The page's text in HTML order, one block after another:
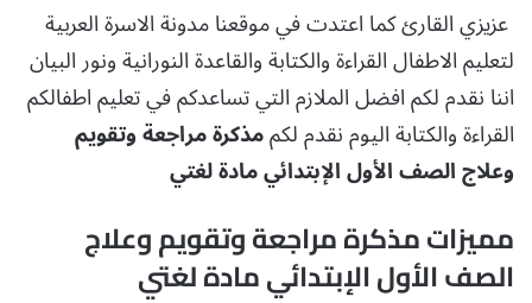
عزيزي القارئ كما اعتدت في موقعنا مدونة الاسرة العربية
لتعليم الاطفال القراءة والكتابة والقاعدة النورانية ونور البيان
اننا نقدم لكم افضل الملازم التي تساعدكم في تعليم اطفالكم
القراءة والكتابة اليوم نقدم لكممذكرة مراجعة وتقويم
وعلاج الصف الأول الإبتدائي مادة لغتي
مميزات مذكرة مراجعة وتقويم وعلاج
الصف الأول الإبتدائي مادة لغتي